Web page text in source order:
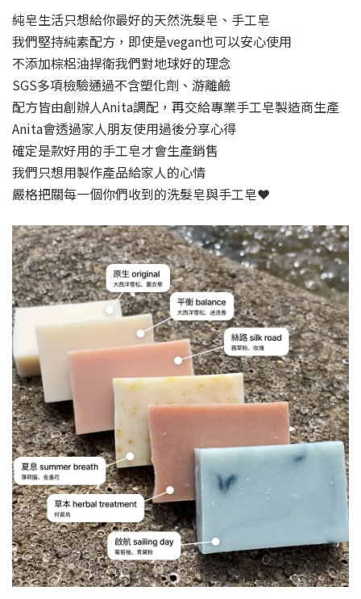
純皂生活只想給你最好的天然洗髮皂、手工皂
我們堅持純素配方，即使是vegan也可以安心使用
不添加棕梠油捍衛我們對地球好的理念
SGS多項檢驗通過不含塑化劑、游離鹼
配方皆由創辦人Anita調配，再交給專業手工皂製造商生產
Anita會透過家人朋友使用過後分享心得
確定是款好用的手工皂才會生產銷售
我們只想用製作產品給家人的心情
嚴格把關每一個你們收到的洗髮皂與手工皂❤️